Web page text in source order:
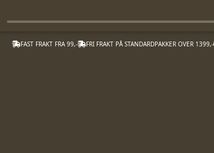
FAST FRAKT FRA 99,- FRI FRAKT PÅ STANDARDPAKKER OVER 1399,-